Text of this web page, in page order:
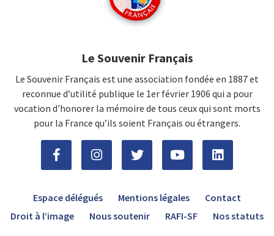
Le Souvenir Français
Le Souvenir Français est une association fondée en 1887 et
reconnue d’utilité publique le 1er février 1906 qui a pour
vocation d'honorer la mémoire de tous ceux qui sont morts
pour la France qu’ils soient Français ou étrangers.
Espace délégués Mentions légales
Contact
Droit à l’image
Nous soutenir RAFI-SF Nos statuts